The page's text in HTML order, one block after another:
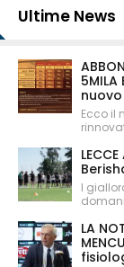
Ultime News
5MILA
Ecco il
I
LA